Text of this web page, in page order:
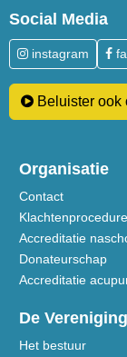
Social Media
instagram
Beluister ook
Organisatie
Contact
Klachtenprocedure
Accreditatie
Donateurschap
Accreditatie
De Vereniging
Het bestuur